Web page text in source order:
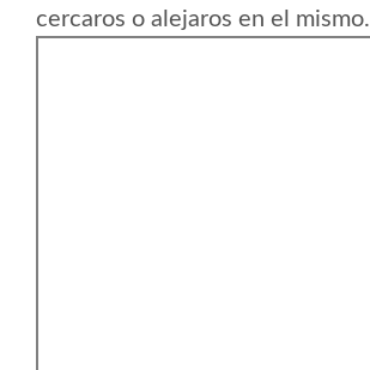
cercaros o alejaros en el mismo.